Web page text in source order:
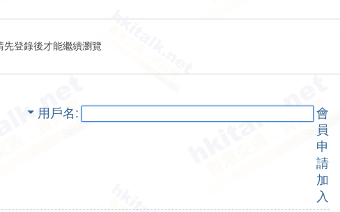
先登錄後才能繼續瀏覽
用戶名
會
員
申
請
加
入